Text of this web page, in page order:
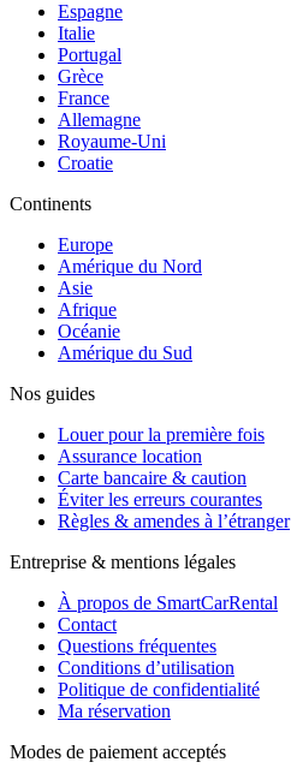
Espagne
Italie
Portugal
Grèce
France
Allemagne
Royaume-Uni
Croatie
Continents
Europe
Amérique du Nord
Asie
Afrique
Océanie
Amérique du Sud
Nos guides
Louer pour la première fois
Assurance location
Carte bancaire & caution
Éviter les erreurs courantes
Règles & amendes à l’étranger
Entreprise & mentions légales
À propos de SmartCarRental
Contact
Questions fréquentes
Conditions d’utilisation
Politique de confidentialité
Ma réservation
Modes de paiement acceptés